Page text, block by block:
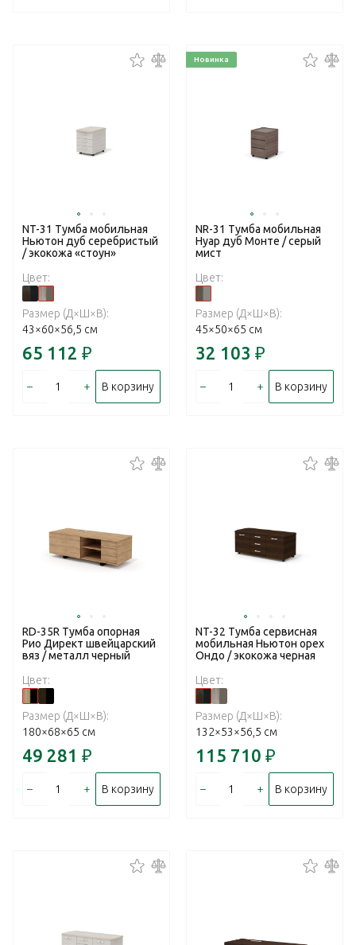
NT-31 Тумба мобильная
Ньютон дуб серебристый
/ экокожа «стоун»
Цвет:
Размер (Д×Ш×В):
43×60×56,5 см
65 112 ₽
– + В корзину
Новинка
NR-31 Тумба мобильная
Нуар дуб Монте / серый
мист
Цвет:
Размер (Д×Ш×В):
45×50×65 см
32 103 ₽
– + В корзину
RD-35R Тумба опорная
Рио Директ швейцарский
вяз / металл черный
Цвет:
Размер (Д×Ш×В):
180×68×65 см
49 281 ₽
– + В корзину
NT-32 Тумба сервисная
мобильная Ньютон орех
Ондо / экокожа черная
Цвет:
Размер (Д×Ш×В):
132×53×56,5 см
115 710 ₽
– + В корзину